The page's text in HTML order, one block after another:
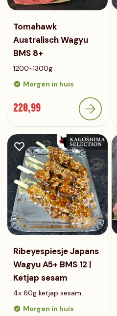
Tomahawk
Australisch Wagyu
BMS 8+
1200~1300g
Morgen in huis
220,99
Ribeyespiesje Japans
Wagyu A5+ BMS 12 |
Ketjap sesam
4x 60g ketjap sesam
Morgen in huis